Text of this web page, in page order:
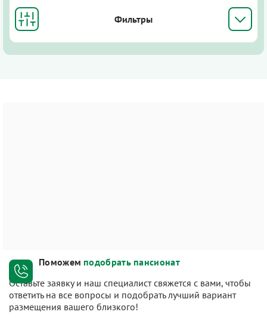
Фильтры
Поможем подобрать пансионат
Оставьте заявку и наш специалист свяжется с вами, чтобы
ответить на все вопросы и подобрать лучший вариант
размещения вашего близкого!